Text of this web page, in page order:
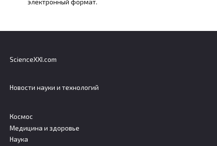
электронный формат.
ScienceXXI.com
Новости науки и технологий
Космос
Медицина и здоровье
Наука